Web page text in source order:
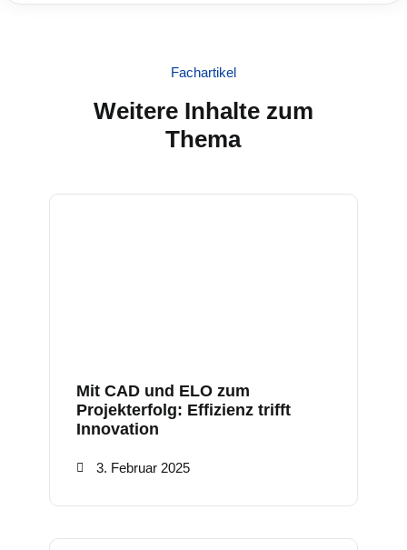
Fachartikel
Weitere Inhalte zum
Thema
Mit CAD und ELO zum
Projekterfolg: Effizienz trifft
Innovation
3. Februar 2025